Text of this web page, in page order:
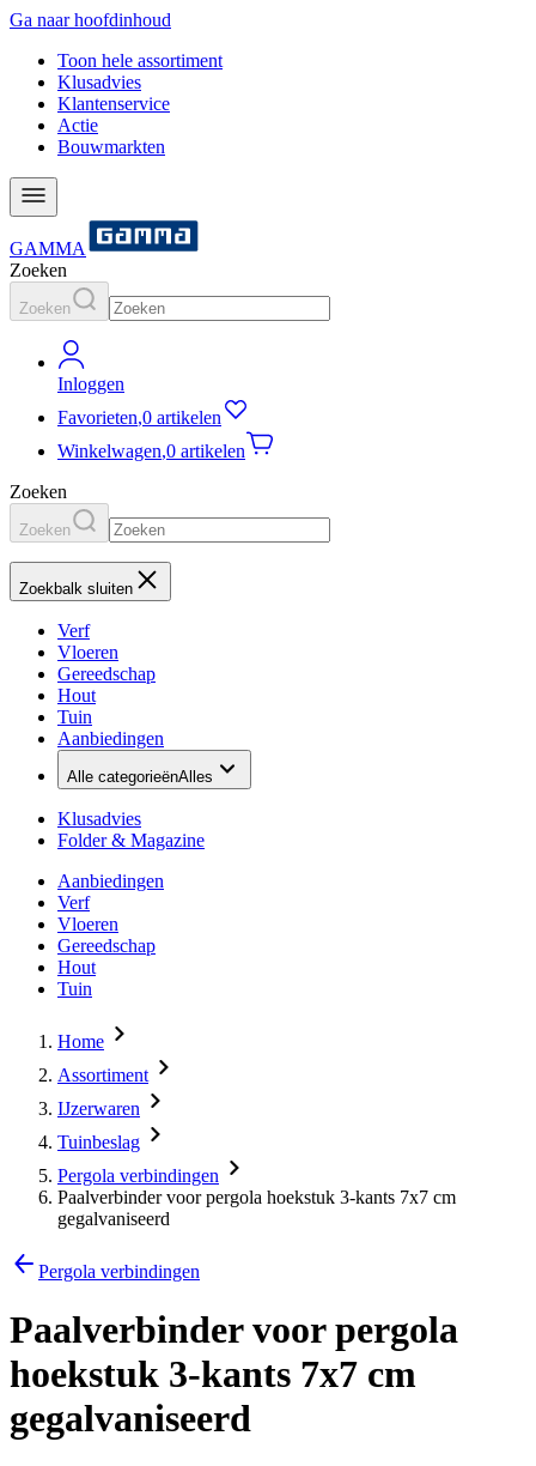
Ga naar hoofdinhoud
Toon hele assortiment
Klusadvies
Klantenservice
Actie
Bouwmarkten
GAMMA
Zoeken
Zoeken
Inloggen
Favorieten,0 artikelen
Winkelwagen,0 artikelen
Zoeken
Zoeken
Zoekbalk sluiten
Verf
Vloeren
Gereedschap
Hout
Tuin
Aanbiedingen
Alle categorieënAlles
Klusadvies
Folder & Magazine
Aanbiedingen
Verf
Vloeren
Gereedschap
Hout
Tuin
Home
Assortiment
IJzerwaren
Tuinbeslag
Pergola verbindingen
Paalverbinder voor pergola hoekstuk 3-kants 7x7 cm
gegalvaniseerd
Pergola verbindingen
Paalverbinder voor pergola
hoekstuk 3-kants 7x7 cm
gegalvaniseerd